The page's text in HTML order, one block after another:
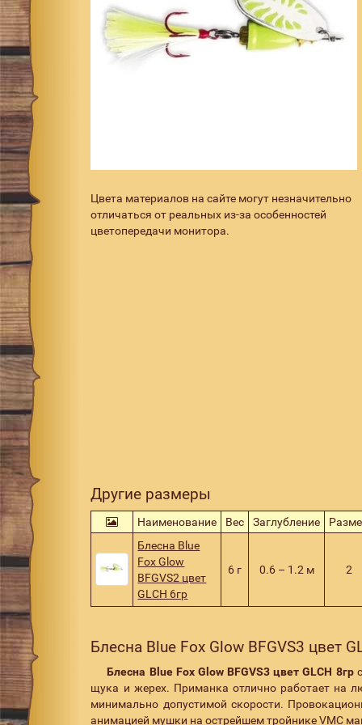
Цвета материалов на сайте могут незначительно
отличаться от реальных из-за особенностей
цветопередачи монитора.
Другие размеры
Наименование Вес Заглубление
Блесна Blue
Fox Glow
BFGVS2 цвет
GLCH 6гр
6 г 0.6 – 1.2 м 2
Блесна Blue Fox Glow BFGVS3 цвет
Блесна Blue Fox Glow BFGVS3 цвет GLCH 8гр
щука и жерех. Приманка отлично работает на
минимально допустимой скорости.
анимацией мушки на острейшем тройнике VMC